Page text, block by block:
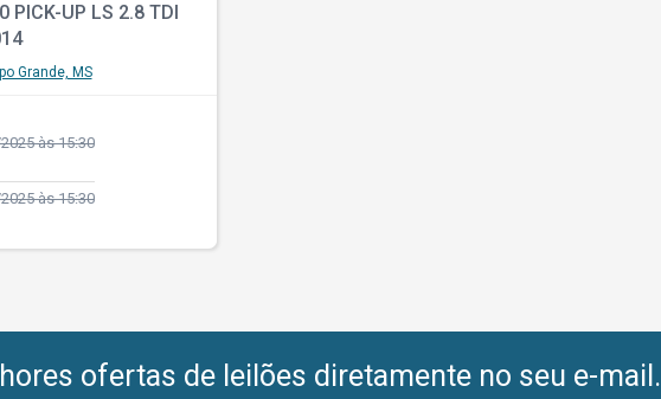
PICK-UP LS 2.8 TDI
Grande, MS
às 15:30
às 15:30
ofertas de leilões diretamente no seu e-mail.